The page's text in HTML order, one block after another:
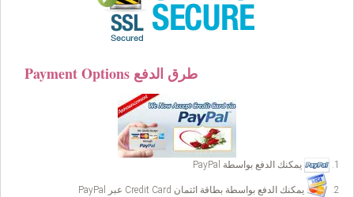
Payment Options طرق الدفع
يمكنك الدفع بواسطة PayPal
يمكنك الدفع بواسطة بطاقة ائتمان Credit Card عبر PayPal